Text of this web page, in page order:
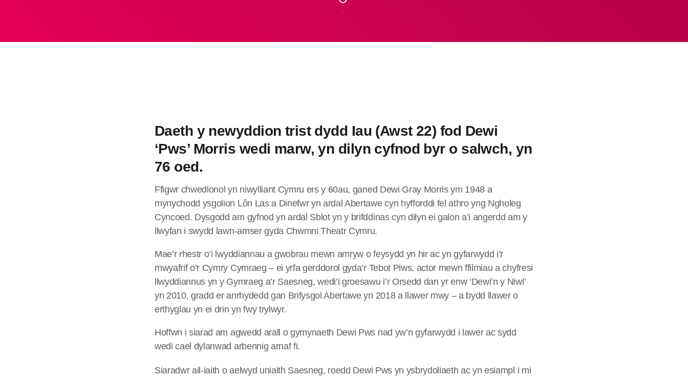
Daeth y newyddion trist dydd Iau (Awst 22) fod Dewi
‘Pws’ Morris wedi marw, yn dilyn cyfnod byr o salwch, yn
76 oed.
Ffigwr chwedlonol yn niwylliant Cymru ers y 60au, ganed Dewi Gray Morris ym 1948 a
mynychodd ysgolion Lôn Las a Dinefwr yn ardal Abertawe cyn hyfforddi fel athro yng Ngholeg
Cyncoed. Dysgodd am gyfnod yn ardal Sblot yn y brifddinas cyn dilyn ei galon a’i angerdd am y
llwyfan i swydd lawn-amser gyda Chwmni Theatr Cymru.
Mae’r rhestr o’i lwyddiannau a gwobrau mewn amryw o feysydd yn hir ac yn gyfarwydd i’r
mwyafrif o’r Cymry Cymraeg – ei yrfa gerddorol gyda’r Tebot Piws, actor mewn ffilmiau a chyfresi
llwyddiannus yn y Gymraeg a’r Saesneg, wedi’i groesawu i’r Orsedd dan yr enw ‘Dewi’n y Niwl’
yn 2010, gradd er anrhydedd gan Brifysgol Abertawe yn 2018 a llawer mwy – a bydd llawer o
erthyglau yn ei drin yn fwy trylwyr.
Hoffwn i siarad am agwedd arall o gymynaeth Dewi Pws nad yw’n gyfarwydd i lawer ac sydd
wedi cael dylanwad arbennig arnaf fi.
Siaradwr ail-iaith o aelwyd uniaith Saesneg, roedd Dewi Pws yn ysbrydoliaeth ac yn esiampl i mi